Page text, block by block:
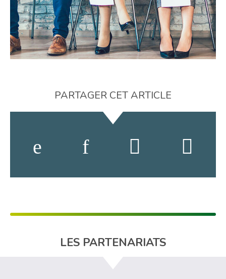
PARTAGER CET ARTICLE
LES PARTENARIATS